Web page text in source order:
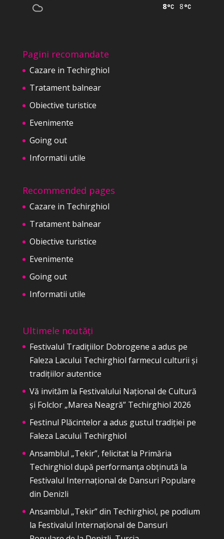
8
8
Pagini recomandate
Cazare in Techirghiol
Tratament balnear
Obiective turistice
Evenimente
Going out
Informatii utile
Recommended pages
Cazare in Techirghiol
Tratament balnear
Obiective turistice
Evenimente
Going out
Informatii utile
Ultimele noutăți
Festivalul Tradițiilor Dobrogene a adus pe
Faleza Lacului Techirghiol farmecul culturii și
tradițiilor autentice
Vă invităm la Festivalului Național de Cultură
și Folclor „Marea Neagră” Techirghiol 2026
Festinul Plăcintelor a adus gustul tradiției pe
Faleza Lacului Techirghiol
Ansamblul „Tekir”, felicitat la Primăria
Techirghiol după performanța obținută la
Festivalul Internațional de Dansuri Populare
din Denizli
Ansamblul „Tekir” din Techirghiol, pe podium
la Festivalul Internațional de Dansuri